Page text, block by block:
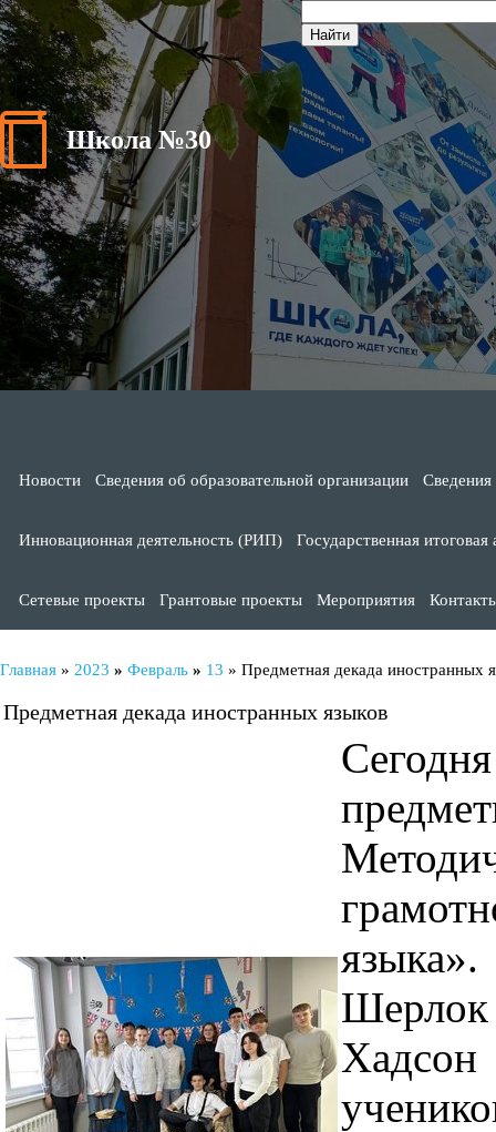
Школа №30
Новости Сведения об образовательной организации Сведения
Инновационная деятельность (РИП) Государственная итоговая
Сетевые проекты Грантовые проекты Мероприятия
Главная » 2023 » Февраль » 13 » Предметная декада иностранных
Предметная декада иностранных языков
языка».
Шерлок